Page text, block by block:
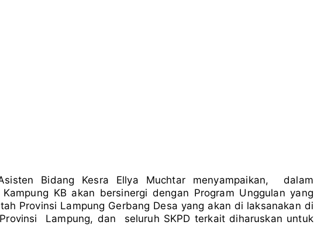
Bidang Kesra Ellya Muchtar menyampaikan, dalam
Kampung KB akan bersinergi dengan Program Unggulan yang
Provinsi Lampung Gerbang Desa yang akan di laksanakan di
Lampung, dan seluruh SKPD terkait diharuskan untuk